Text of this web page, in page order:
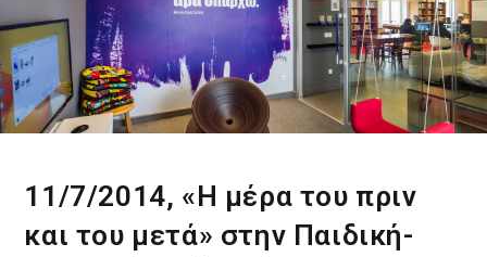
11/7/2014, «Η μέρα του πριν
και του μετά» στην Παιδική-